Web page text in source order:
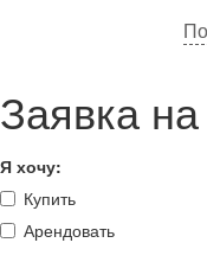
Заявка
Я хочу:
Купить
Арендовать